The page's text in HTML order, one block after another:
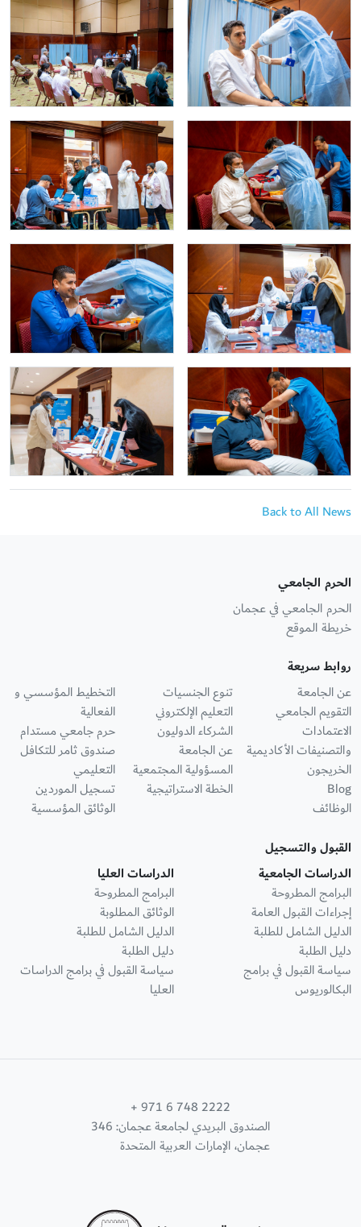
Back to All News
الحرم الجامعي
الحرم الجامعي في عجمان
خريطة الموقع
روابط سريعة
عن الجامعة
التقويم الجامعي
الاعتمادات
والتصنيفات الأكاديمية
الخريجون
Blog
الوظائف
تنوع الجنسيات
التعليم الإلكتروني
الشركاء الدوليون
عن الجامعة
المسؤولية المجتمعية
الخطة الاستراتيجية
التخطيط المؤسسي و
الفعالية
حرم جامعي مستدام
صندوق ثامر للتكافل
التعليمي
تسجيل الموردين
الوثائق المؤسسية
القبول والتسجيل
الدراسات الجامعية
البرامج المطروحة
إجراءات القبول العامة
الدليل الشامل للطلبة
دليل الطلبة
سياسة القبول في برامج
البكالوريوس
الدراسات العليا
البرامج المطروحة
الوثائق المطلوبة
الدليل الشامل للطلبة
دليل الطلبة
سياسة القبول في برامج الدراسات
العليا
+ 971 6 748 2222
الصندوق البريدي لجامعة عجمان: 346
عجمان، الإمارات العربية المتحدة